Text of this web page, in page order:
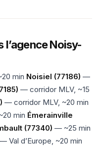
Noisy-
min Noisiel (77186) —
— corridor MLV, ~15
— corridor MLV, ~20 min
min Émerainville
(77340) — ~25 min
— Val d’Europe, ~20 min